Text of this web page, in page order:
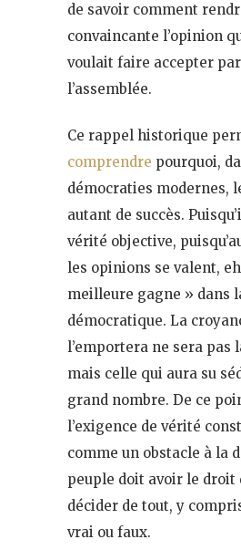
de savoir comment
convaincante l’opinion
voulait faire accepter
l’assemblée.
Ce rappel historique
comprendre pourquoi,
démocraties modernes,
autant de succès.
vérité objective,
les opinions se valent,
meilleure gagne » dans
démocratique. La
l’emportera ne sera pas
mais celle qui aura su
grand nombre. De ce
l’exigence de vérité
comme un obstacle à la
peuple doit avoir le droit
décider de tout, y
vrai ou faux.